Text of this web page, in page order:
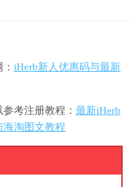
iHerb新人优惠码与最新
考注册教程： 最新iHerb
海淘图文教程